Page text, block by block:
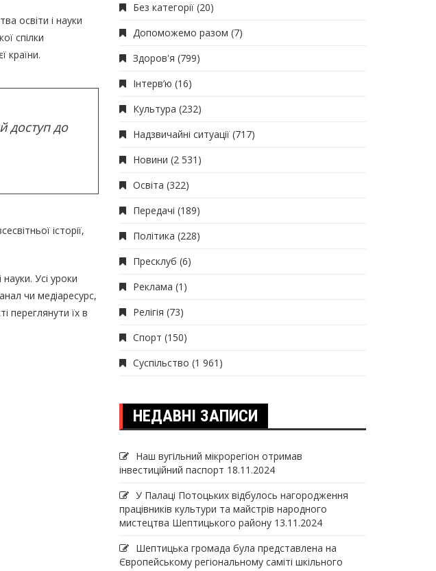
освіти і науки
спілки
країни.
доступ до
історії,
Усі уроки
чи медіаресурс,
переглянути їх в
Без категорії (20)
Допоможемо разом (7)
Здоров'я (799)
Інтерв’ю (16)
Культура (232)
Надзвичайні ситуації (717)
Новини (2 531)
Освіта (322)
Передачі (189)
Політика (228)
Пресклуб (6)
Реклама (1)
Релігія (73)
Спорт (150)
Суспільство (1 961)
НЕДАВНІ ЗАПИСИ
Наш вугільний мікрорегіон отримав
інвеcтиційний паспорт 18.11.2024
У Палаці Потоцьких відбулось нагородження
працівників культури та майстрів народного
мистецтва Шептицького району 13.11.2024
Шептицька громада була представлена на
Європейському регіональному саміті шкільного